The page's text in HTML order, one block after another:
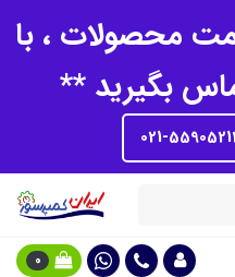
محصولات ، با
بگیرید **
0